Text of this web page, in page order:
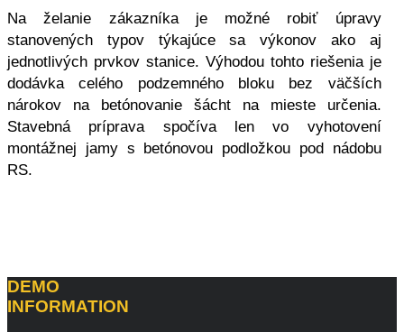
Na želanie zákazníka je možné robiť úpravy
stanovených typov týkajúce sa výkonov ako aj
jednotlivých prvkov stanice. Výhodou tohto riešenia je
dodávka celého podzemného bloku bez väčších
nárokov na betónovanie šácht na mieste určenia.
Stavebná príprava spočíva len vo vyhotovení
montážnej jamy s betónovou podložkou pod nádobu
RS.
DEMO
INFORMATION